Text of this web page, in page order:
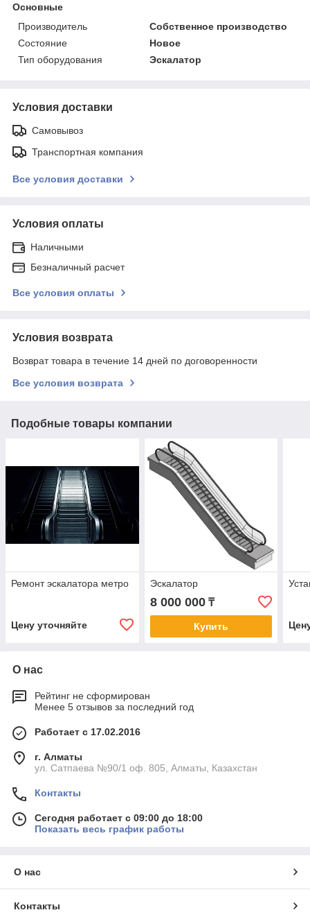
Основные
Производитель
Собственное производство
Состояние
Новое
Тип оборудования
Эскалатор
Условия доставки
Самовывоз
Транспортная компания
Все условия доставки
Условия оплаты
Наличными
Безналичный расчет
Все условия оплаты
Условия возврата
Возврат товара в течение 14 дней по договоренности
Все условия возврата
Подобные товары компании
Ремонт эскалатора метро
Цену уточняйте
Эскалатор
8 000 000₸
Купить
О нас
Рейтинг не сформирован
Менее 5 отзывов за последний год
Работает с 17.02.2016
г. Алматы
ул. Сатпаева №90/1 оф. 805, Алматы, Казахстан
Контакты
Сегодня работает с 09:00 до 18:00
Показать весь график работы
О нас
Контакты